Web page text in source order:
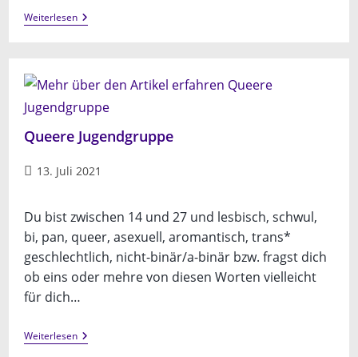
Weiterlesen(digitale)
Gesprächsrunde
Queere Jugendgruppe
Beitrag
13. Juli 2021
Du bist zwischen 14 und 27 und lesbisch, schwul,
bi, pan, queer, asexuell, aromantisch, trans*
geschlechtlich, nicht-binär/a-binär bzw. fragst dich
ob eins oder mehre von diesen Worten vielleicht
für dich…
WeiterlesenQueere
Jugendgruppe